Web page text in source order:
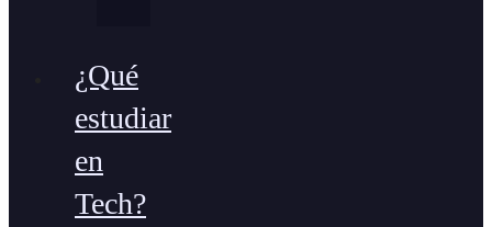
¿Qué
estudiar
en
Tech?